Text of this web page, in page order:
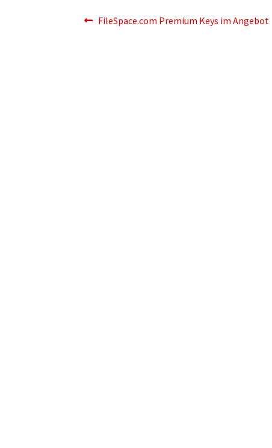
Beitragsnavigation
Vorheriger
FileSpace.com Premium Keys im Angebot